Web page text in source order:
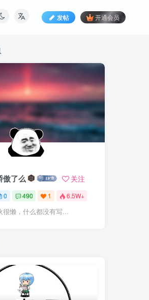
发帖 开通会员
傲了么 关注
0 490 1 6.5W+
很懒，什么都没有写...